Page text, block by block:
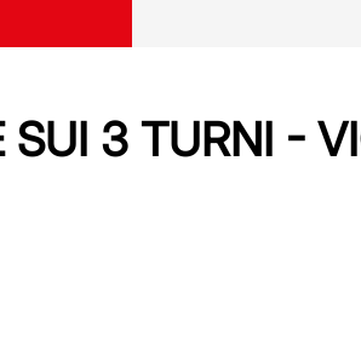
SUI 3 TURNI -